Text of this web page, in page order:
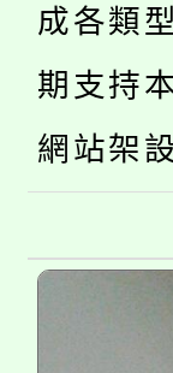
代
轉
《
程
心
系
轉
縣
門
踴
桃
「
展
115
義
成各類
期支持
網站架